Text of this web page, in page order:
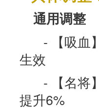
通用调整
- 【吸血
生效
- 【名将
提升6%